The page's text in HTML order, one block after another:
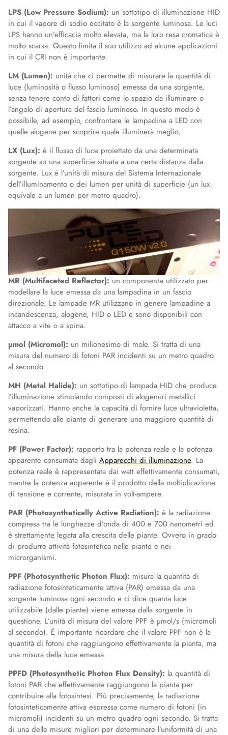
LPS (Low Pressure Sodium): un sottotipo di illuminazione HID
in cui il vapore di sodio eccitato è la sorgente luminosa. Le luci
LPS hanno un’efficacia molto elevata, ma la loro resa cromatica è
molto scarsa. Questo limita il suo utilizzo ad alcune applicazioni
in cui il CRI non è importante.
LM (Lumen): unità che ci permette di misurare la quantità di
luce (luminosità o flusso luminoso) emessa da una sorgente,
senza tenere conto di fattori come lo spazio da illuminare o
l’angolo di apertura del fascio luminoso. In questo modo è
possibile, ad esempio, confrontare le lampadine a LED con
quelle alogene per scoprire quale illuminerà meglio.
LX (Lux): è il flusso di luce proiettato da una determinata
sorgente su una superficie situata a una certa distanza dalla
sorgente. Lux è l’unità di misura del Sistema Internazionale
dell’illuminamento o dei lumen per unità di superficie (un lux
equivale a un lumen per metro quadro).
MR (Multifaceted Reflector): un componente utilizzato per
modellare la luce emessa da una lampadina in un fascio
direzionale. Le lampade MR utilizzano in genere lampadine a
incandescenza, alogene, HID o LED e sono disponibili con
attacco a vite o a spina.
µmol (Micromol): un milionesimo di mole. Si tratta di una
misura del numero di fotoni PAR incidenti su un metro quadro
al secondo.
MH (Metal Halide): un sottotipo di lampada HID che produce
l’illuminazione stimolando composti di alogenuri metallici
vaporizzati. Hanno anche la capacità di fornire luce ultravioletta,
permettendo alle piante di generare una maggiore quantità di
resina.
PF (Power Factor): rapporto tra la potenza reale e la potenza
apparente consumata dagli Apparecchi di illuminazione. La
potenza reale è rappresentata dai watt effettivamente consumati,
mentre la potenza apparente è il prodotto della moltiplicazione
di tensione e corrente, misurata in volt-ampere.
PAR (Photosynthetically Active Radiation): è la radiazione
compresa tra le lunghezze d’onda di 400 e 700 nanometri ed
è strettamente legata alla crescita delle piante. Ovvero in grado
di produrre attività fotosintetica nelle piante e nei
microrganismi.
PPF (Photosynthetic Photon Flux): misura la quantità di
radiazione fotosinteticamente attiva (PAR) emessa da una
sorgente luminosa ogni secondo e ci dice quanta luce
utilizzabile (dalle piante) viene emessa dalla sorgente in
questione. L’unità di misura del valore PPF è µmol/s (micromoli
al secondo). È importante ricordare che il valore PPF non è la
quantità di fotoni che raggiungono effettivamente la pianta, ma
una misura della luce emessa.
PPFD (Photosynthetic Photon Flux Density): la quantità di
fotoni PAR che effettivamente raggiungono la pianta per
contribuire alla fotosintesi. Più precisamente, la radiazione
fotosinteticamente attiva espressa come numero di fotoni (in
micromoli) incidenti su un metro quadro ogni secondo. Si tratta
di una delle misure migliori per determinare l’uniformità di una